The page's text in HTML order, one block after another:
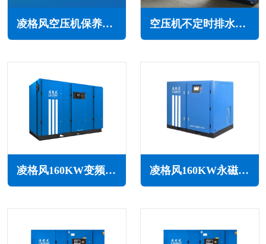
凌格风空压机保养维护操作指南(需要注意很多事项) 空压机不定时排水会有什么后果(空压机不定期放水的潜在危害)
凌格风160KW变频空压机LSV系列 凌格风160KW永磁变频无油水润滑空压机LSW PM系列